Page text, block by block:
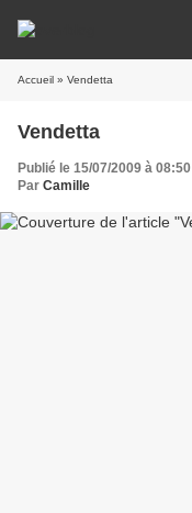
Accueil » Vendetta
Vendetta
Publié le 15/07/2009 à 08:50
Par Camille